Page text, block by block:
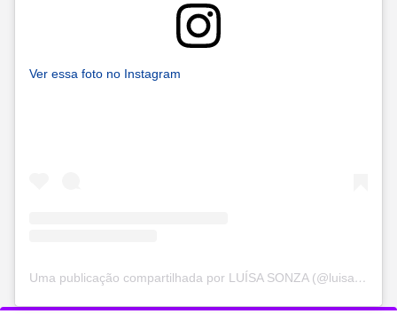
Ver essa foto no Instagram
Uma publicação compartilhada por LUÍSA SONZA (@luisasonza)